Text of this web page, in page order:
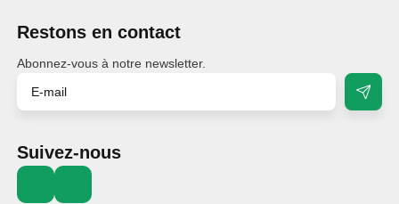
Restons en contact
Abonnez-vous à notre newsletter.
Suivez-nous